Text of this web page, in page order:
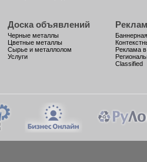
Доска объявлений
Черные металлы
Цветные металлы
Сырье и металлолом
Услуги
Реклама
Classified